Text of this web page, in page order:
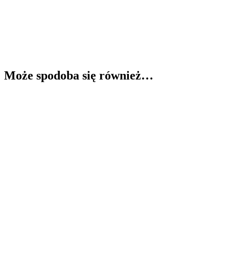
Może spodoba się również…